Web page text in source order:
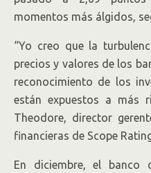
momentos más álgidos,
“Yo creo que la
precios y valores de los
reconocimiento de los
están expuestos a más
Theodore, director
financieras de Scope
En diciembre, el banco